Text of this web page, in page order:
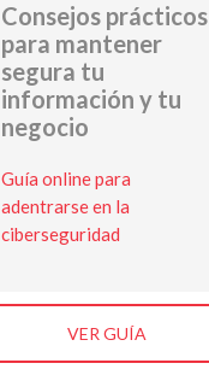
Consejos prácticos
para mantener
segura tu
información y tu
negocio
Guía online para
adentrarse en la
ciberseguridad
VER GUÍA